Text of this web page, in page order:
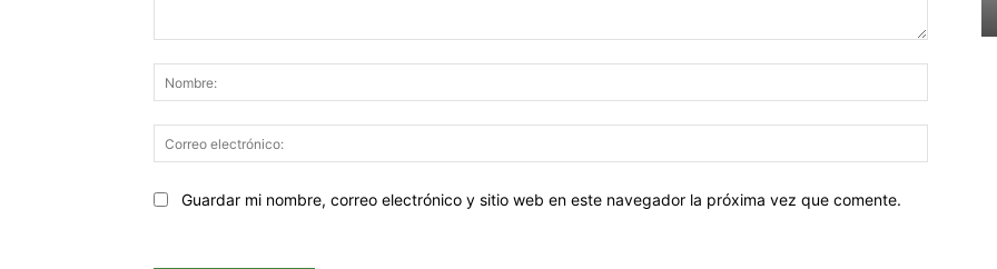
SitioGuardar mi nombre, correo electrónico y sitio web en este navegador la próxima vez que comente.